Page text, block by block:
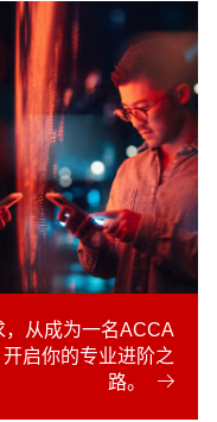
从成为一名ACCA
启你的专业进阶之
路。